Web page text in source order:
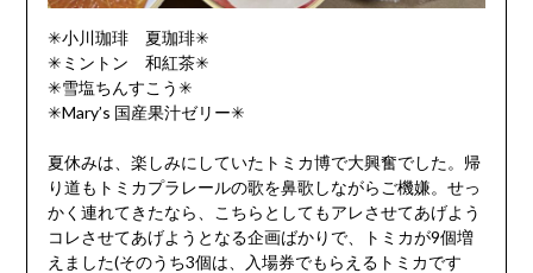
✳︎小川珈琲 夏珈琲✳︎
✳︎ミントン 和紅茶✳︎
✳︎雪塩ちんすこう✳︎
✳︎Mary’s 国産果汁ゼリー✳︎
夏休みは、楽しみにしていたトミカ博で大興奮でした。帰
り道もトミカプラレールの歌を鼻歌しながらご機嫌。せっ
かく連れてきたなら、こちらとしてもアレさせてあげよう
コレさせてあげようとなる企画ばかりで、トミカが9個増
えました(そのうち3個は、入場券でもらえるトミカです